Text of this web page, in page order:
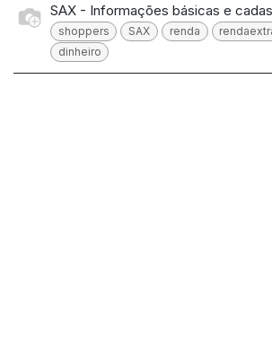
SAX - Informações básicas e
shoppers SAX renda
dinheiro